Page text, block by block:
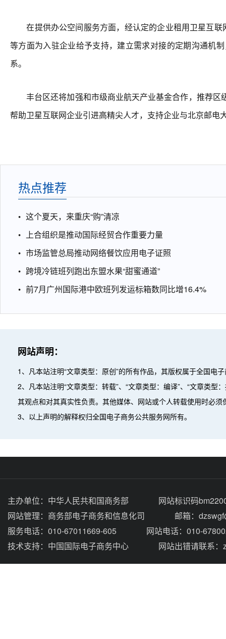
在提供办公空间服务方面，经认定的企业租用卫星互联
等方面为入驻企业给予支持，建立需求对接的定期沟通机
系。
丰台区还将加强和市级商业航天产业基金合作，推荐区
帮助卫星互联网企业引进高精尖人才，支持企业与北京邮
热点推荐
这个夏天，来重庆“购”清凉
上合组织是推动国际经贸合作重要力量
市场监管总局推动网络餐饮应用电子证照
跨境冷链班列跑出东盟水果“甜蜜通道”
前7月广州国际港中欧班列发运标箱数同比增16.4%
网站声明：
1、凡本站注明“文章类型：原创”的所有作品，其版权属于全国电
2、凡本站注明“文章类型：转载”、“文章类型：编译”、“文章类
其观点和对其真实性负责。其他媒体、网站或个人转载使用时必
3、以上声明的解释权归全国电子商务公共服务网所有。
主办单位： 中华人民共和国商务部
网站标识码
网站管理： 商务部电子商务和信息化司
邮箱：
服务电话：010-67011669-605
网站电话：010-
技术支持： 中国国际电子商务中心 网站出错请联系